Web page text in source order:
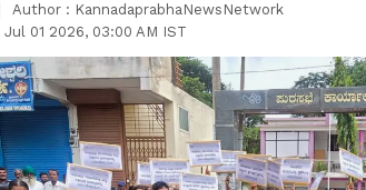
Author : KannadaprabhaNewsNetwork
Jul 01 2026, 03:00 AM IST